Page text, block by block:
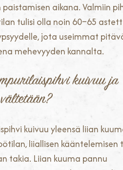
paistamisen aikana. Valmiin
tulisi olla noin 60–65
jota useimmat
mehevyyden kannalta.
kuivuu ja
kuivuu yleensä liian
liiallisen kääntelemisen
takia. Liian kuuma pannu